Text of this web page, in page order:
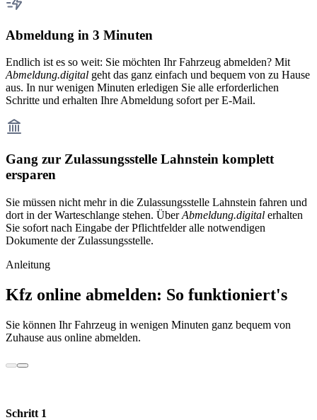
Abmeldung in 3 Minuten
Endlich ist es so weit: Sie möchten Ihr Fahrzeug abmelden? Mit
Abmeldung.digital geht das ganz einfach und bequem von zu Hause
aus. In nur wenigen Minuten erledigen Sie alle erforderlichen
Schritte und erhalten Ihre Abmeldung sofort per E-Mail.
Gang zur Zulassungsstelle Lahnstein komplett
ersparen
Sie müssen nicht mehr in die Zulassungsstelle Lahnstein fahren und
dort in der Warteschlange stehen. ÜberAbmeldung.digital erhalten
Sie sofort nach Eingabe der Pflichtfelder alle notwendigen
Dokumente der Zulassungsstelle.
Anleitung
Kfz online abmelden: So funktioniert's
Sie können Ihr Fahrzeug in wenigen Minuten ganz bequem von
Zuhause aus online abmelden.
Schritt 1